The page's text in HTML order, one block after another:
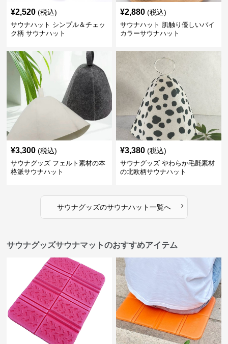
¥2,520 (税込)
サウナハット シンプル＆チェッ
ク柄 サウナハット
¥2,880 (税込)
サウナハット 肌触り優しいバイ
カラーサウナハット
¥3,300 (税込)
サウナグッズ フェルト素材の本
格派サウナハット
¥3,380 (税込)
サウナグッズ やわらか毛氈素材
の北欧柄サウナハット
サウナグッズのサウナハット一覧へ ›
サウナグッズサウナマットのおすすめアイテム